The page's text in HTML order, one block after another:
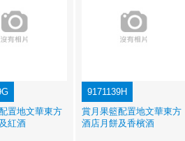
置地文華東方
紅酒
9171139H
賞月果籃配置地文華東方
酒店月餅及香檳酒